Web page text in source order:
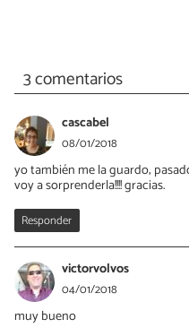
3 comentarios
cascabel
08/01/2018
yo también me la guardo;
voy a sorprenderla!!!! gracias.
Responder
victorvolvos
04/01/2018
muy bueno